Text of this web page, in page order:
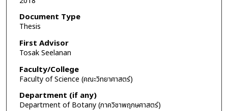
Document Type
Thesis
First Advisor
Tosak Seelanan
Faculty/College
Faculty of Science (คณะวิทยาศาสตร์)
Department (if any)
Department of Botany (ภาควิชาพฤกษศาสตร์)